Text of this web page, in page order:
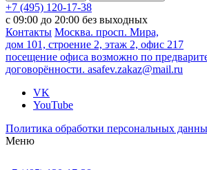
+7 (495) 120-17-38
с 09:00 до 20:00 без выходных
Контакты Москва. просп. Мира,
дом 101, строение 2, этаж 2, офис 217
посещение офиса возможно по
договорённости. asafev.zakaz@mail.ru
VK
YouTube
Политика обработки персональных
Меню